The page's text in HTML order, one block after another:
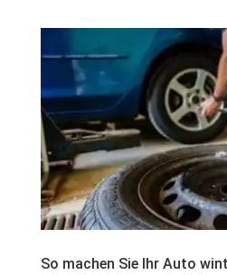
So machen Sie Ihr Auto